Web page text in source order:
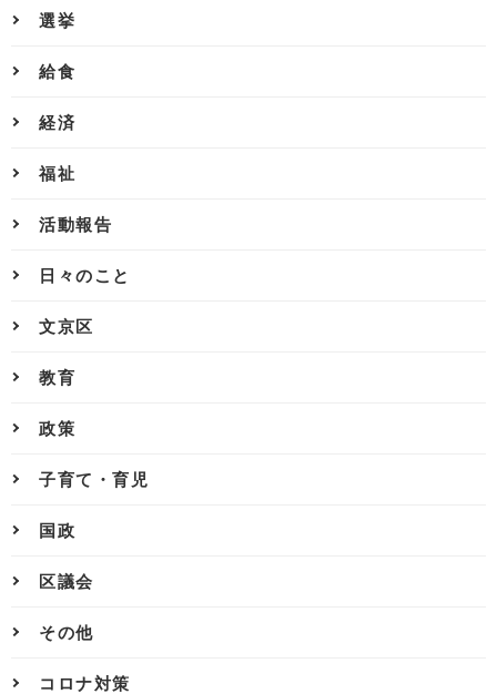
選挙
給食
経済
福祉
活動報告
日々のこと
文京区
教育
政策
子育て・育児
国政
区議会
その他
コロナ対策